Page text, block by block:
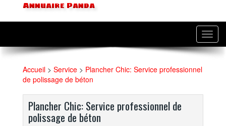
Annuaire Panda
Accueil > Service > Plancher Chic: Service professionnel
de polissage de béton
Plancher Chic: Service professionnel de
polissage de béton